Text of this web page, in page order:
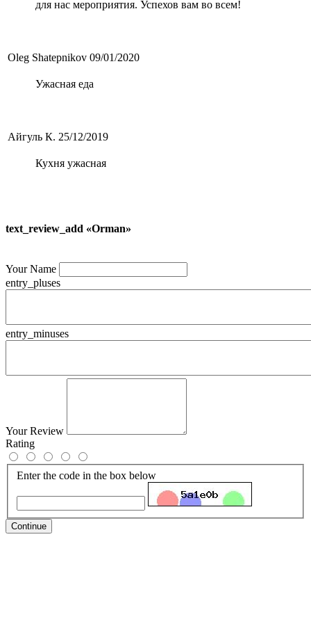
для нас мероприятия. Успехов вам во всем!
Oleg Shatepnikov 09/01/2020
Ужасная еда
Айгуль К. 25/12/2019
Кухня ужасная
text_review_add «Orman»
Your Name
entry_pluses
entry_minuses
Your Review
Rating
Enter the code in the box below
Continue